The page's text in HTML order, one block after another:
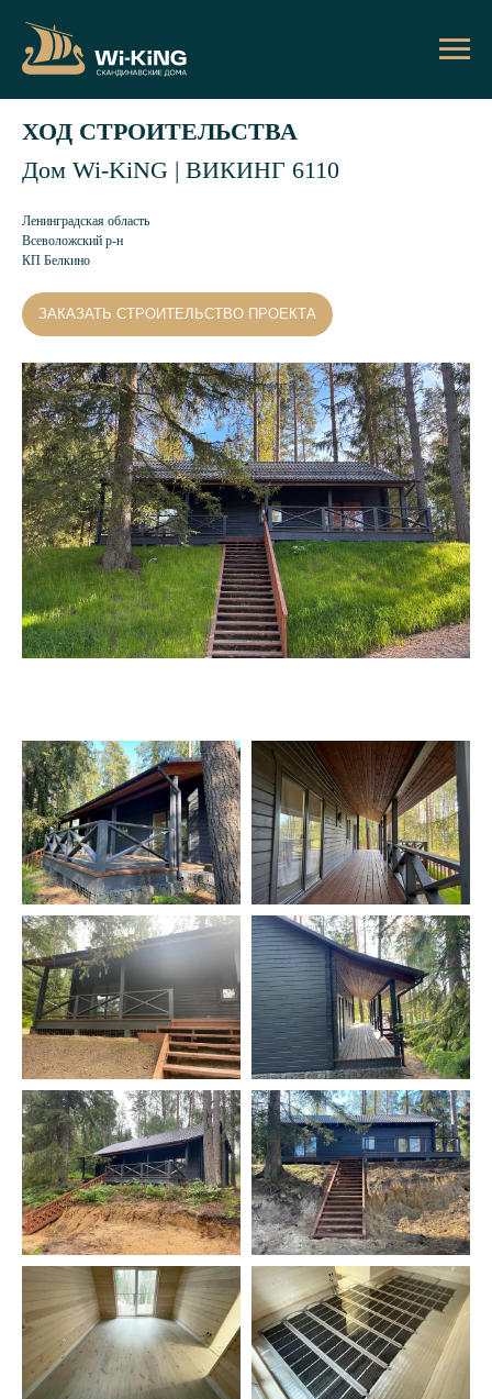
ХОД СТРОИТЕЛЬСТВА
Дом Wi-KiNG | ВИКИНГ 6110
Ленинградская область
Всеволожский р-н
КП Белкино
ЗАКАЗАТЬ СТРОИТЕЛЬСТВО ПРОЕКТА